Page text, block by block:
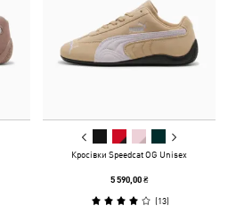
Кросівки Speedcat OG Unisex
5 590,00 ₴
(13)